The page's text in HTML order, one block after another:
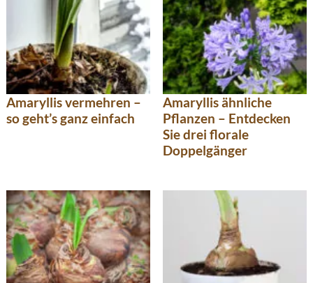
Amaryllis vermehren –
so geht’s ganz einfach
Amaryllis ähnliche
Pflanzen – Entdecken
Sie drei florale
Doppelgänger